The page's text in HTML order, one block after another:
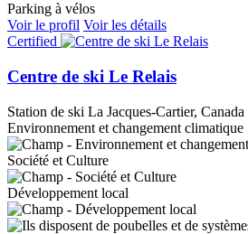
Parking à vélos
Voir le profil Voir les détails
Certified
Centre de ski Le Relais
Station de ski La Jacques-Cartier, Canada
Environnement et changement climatique
Société et Culture
Développement local